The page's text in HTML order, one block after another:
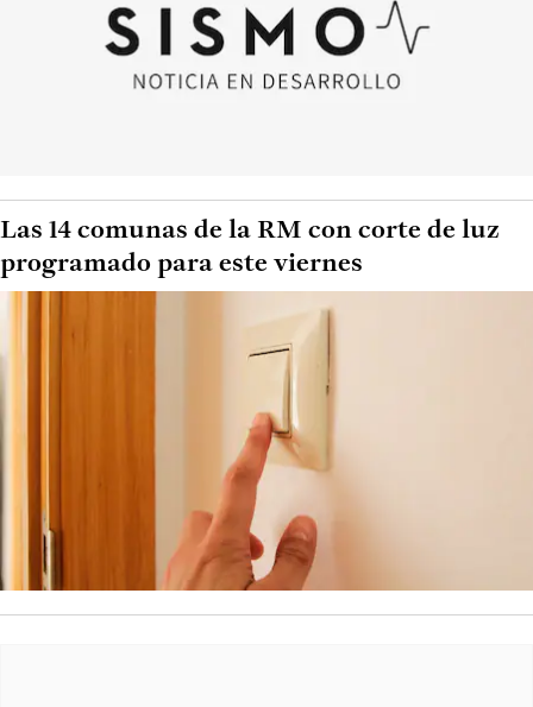
Las 14 comunas de la RM con corte de luz
programado para este viernes